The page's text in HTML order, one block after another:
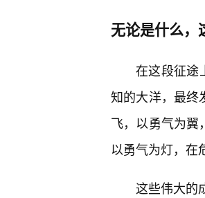
无论是什么，
在这段征途
知的大洋，最终
飞，以勇气为翼
以勇气为灯，在
这些伟大的